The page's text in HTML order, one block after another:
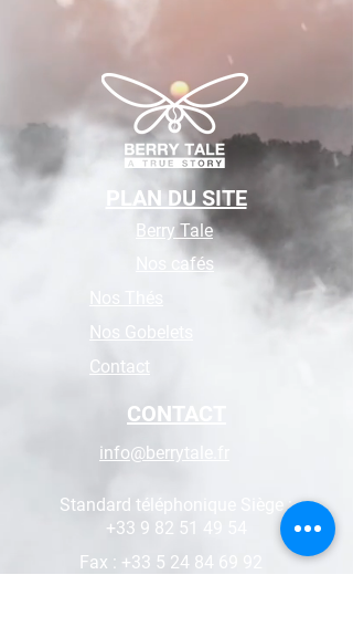
PLAN DU SITE
Berry Tale
Nos cafés
Nos Gobelets
Contact
CONTACT
info@berrytale.fr
Standard téléphonique Siège :
+33 9 82 51 49 54
Fax : +33 5 24 84 69 92